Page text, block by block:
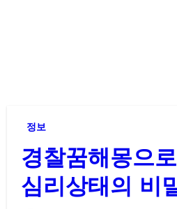
정보
경찰꿈해몽으
심리상태의 비